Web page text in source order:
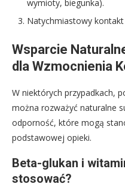
wymioty, biegunka).
Natychmiastowy
Wsparcie
dla Wzmocnienia
W niektórych przypadkach,
można rozważyć naturalne
odporność, które mogą
podstawowej opieki.
Beta-glukan i
stosować?